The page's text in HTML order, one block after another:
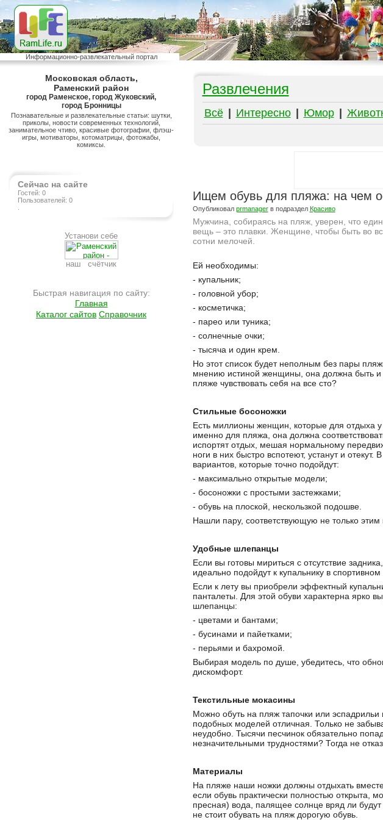
Информационно-развлекательный портал
Московская область,
Раменский район
город Раменское, город Жуковский,
город Бронницы
Познавательные и развлекательные статьи: шутки,
приколы, новости современных технологий,
занимательное чтиво, красивые фотографии, флэш-
игры, мотиваторы, котоматрицы, фотожабы,
комиксы.
Сейчас на сайте
Гостей: 0
Пользователей: 0
Установи себе
наш счётчик
Быстрая навигация по сайту:
Главная
Каталог сайтов Справочник
Развлечения
Всё Интересно Юмор
Ищем обувь для пляжа: на чем
Опубликовал prmanagerв подраздел Красиво
Мужчина, собираясь на пляж, уверен, что
вещь – это плавки. Женщине, чтобы быть во
сотни мелочей.
Ей необходимы:
- купальник;
- головной убор;
- косметичка;
- парео или туника;
- солнечные очки;
- тысяча и один крем.
Но этот список будет неполным без пары
мнению истиной женщины, она должна быть и
пляже чувствовать себя на все сто?
Стильные босоножки
Есть миллионы женщин, которые для отдыха
именно для пляжа, она должна
испортят отдых, мешая нормальному
ноги в них быстро вспотеют, устанут и
вариантов, которые точно подойдут:
- максимально открытые модели;
- босоножки с простыми застежками;
- обувь на плоской, нескользкой подошве.
Нашли пару, соответствующую не только
Удобные шлепанцы
Если вы готовы мириться с отсутствие
идеально подойдут к купальнику в спортивном
Если к лету вы приобрели эффектный
панталеты. Для этой обуви характерна ярко
шлепанцы:
- цветами и бантами;
- бусинами и пайетками;
- перьями и бахромой.
Выбирая модель по душе, убедитесь, что
дискомфорт.
Текстильные мокасины
Можно обуть на пляж тапочки или эспадрильи
подобных моделей отличная. Только не
неудобно. Тысячи песчинок обязательно
незначительными трудностями? Тогда не
Материалы
На пляже наши ножки должны отдыхать
если обувь практически полностью открыта,
пресная) вода, палящее солнце вряд ли
не стоит обувать на пляж дорогую обувь.